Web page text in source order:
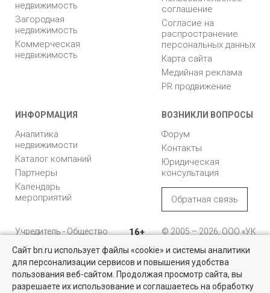
Квартиры на вторичном рынке
Более 10 тысяч квартир в Санкт-Петербурге и области от
собственников и агентств недвижимости
недвижимость
Загородная
недвижимость
Коммерческая
недвижимость
соглашение
Согласие на
распространение
персональных данных
Карта сайта
Медийная реклама
PR продвижение
ИНФОРМАЦИЯ
Аналитика
недвижимости
Каталог компаний
Партнеры
Календарь
мероприятий
ВОЗНИКЛИ ВОПРОСЫ
Форум
Контакты
Юридическая
консультация
Обратная связь
Учредитель - Общество
ответственностью
"Управляющая
компания "Бюллетень
недвижимости"
16+
© 2005 – 2026, ООО «УК
196105, Санкт-
Петербург, пр. Юрия
Гагарина, 1
Сайт bn.ru использует файлы «cookie» и системы аналитики
для персонализации сервисов и повышения удобства
пользования веб-сайтом. Продолжая просмотр сайта, вы
разрешаете их использование и соглашаетесь на обработку